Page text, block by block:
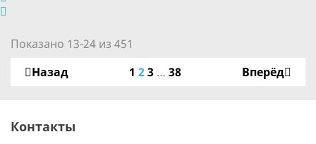
Показано 13-24 из 451
Назад
1 23 … 38 Вперёд
Контакты